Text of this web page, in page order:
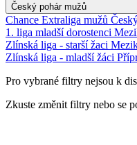
Český pohár mužů
Chance Extraliga mužů
1. liga mladší dorostenci
Zlínská liga - starší žaci
Zlínská liga - mladší žáci
Pro vybrané filtry nejsou k
Zkuste změnit filtry nebo se